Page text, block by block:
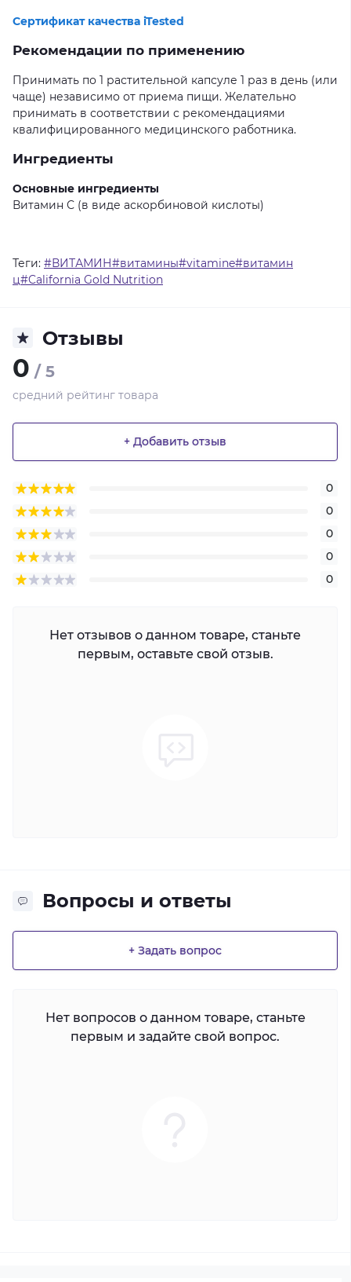
Сертификат качества iTested
Рекомендации по применению
Принимать по 1 растительной капсуле 1 раз в день (или
чаще) независимо от приема пищи. Желательно
принимать в соответствии с рекомендациями
квалифицированного медицинского работника.
Ингредиенты
Основные ингредиенты
Витамин С (в виде аскорбиновой кислоты)
Теги: #ВИТАМИН#витамины#vitamine#витамин
ц#California Gold Nutrition
Отзывы
0 / 5
средний рейтинг товара
+ Добавить отзыв
0
0
0
0
0
Нет отзывов о данном товаре, станьте
первым, оставьте свой отзыв.
Вопросы и ответы
+ Задать вопрос
Нет вопросов о данном товаре, станьте
первым и задайте свой вопрос.